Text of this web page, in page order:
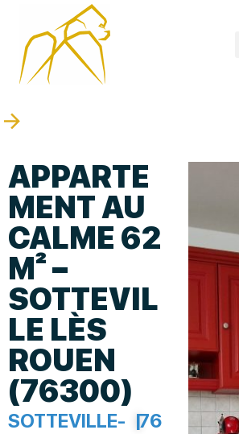
APPARTE
MENT AU
CALME 62
M² –
SOTTEVIL
LE LÈS
ROUEN
(76300)
SOTTEVILLE- |76